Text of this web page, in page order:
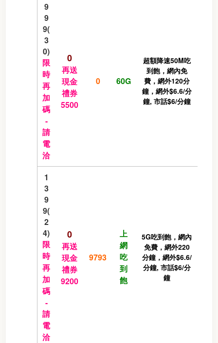
9
9
9(
3
0)
限
時
再
加
碼
-
請
電
洽
0
再送
現金
禮券
5500
0 60G
超額降速50M吃
到飽，網內免
費，網外120分
鐘，網外$6.6/分
鐘, 市話$6/分鐘
1
3
9
9(
2
4)
限
時
再
加
碼
-
請
電
洽
0
再送
現金
禮券
9200
9793
上
網
吃
到
飽
5G吃到飽，網內
免費，網外220
分鐘，網外$6.6/
分鐘, 市話$6/分
鐘